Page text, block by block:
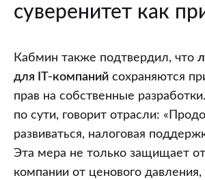
суверенитет как
Кабмин также подтвердил, что
для IT-компаний сохраняются
прав на собственные
по сути, говорит отрасли:
развиваться, налоговая
Эта мера не только защищает
компании от ценового